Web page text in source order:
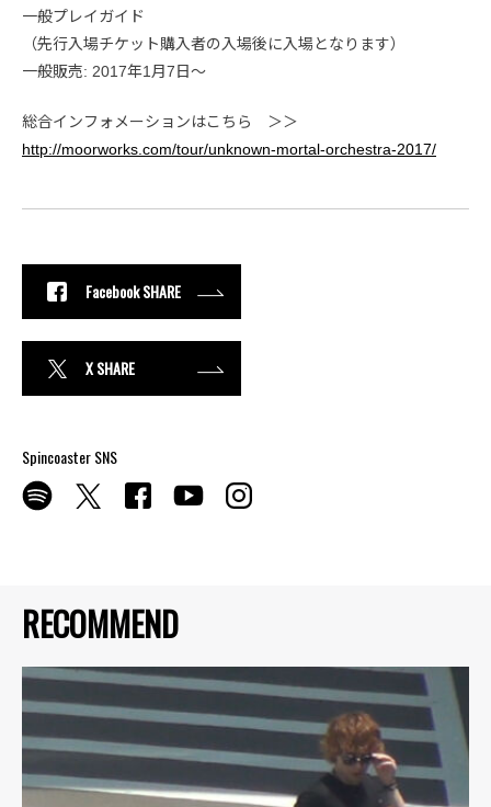
RECOMMEND
一般プレイガイド
（先行入場チケット購入者の入場後に入場となります）
一般販売: 2017年1月7日〜
総合インフォメーションはこちら ＞＞
http://moorworks.com/tour/unknown-mortal-orchestra-2017/
Facebook SHARE
X SHARE
Spincoaster SNS